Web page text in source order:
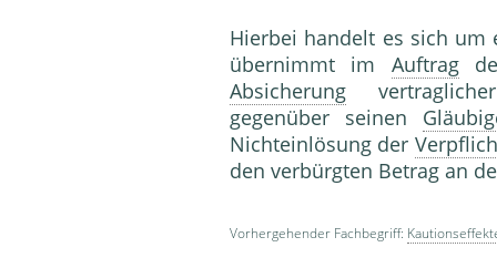
Hierbei handelt es sich
übernimmt im Auftrag
Absicherung
gegenüber seinen
Nichteinlösung der
den verbürgten Betrag an
Vorhergehender Fachbegriff: